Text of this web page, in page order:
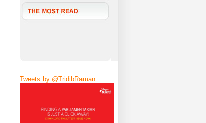
Tweets by @TridibRaman